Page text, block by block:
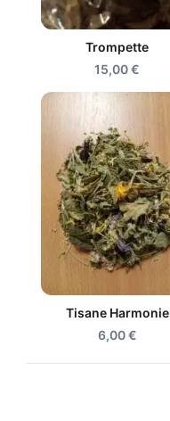
Trompette
15,00€
Tisane Harmonie
6,00€